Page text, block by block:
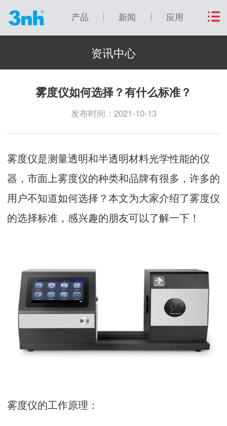
产品 新闻 应用
资讯中心
雾度仪如何选择？有什么标准？
发布时间：2021-10-13
雾度仪是测量透明和半透明材料光学性能的仪
器，市面上雾度仪的种类和品牌有很多，许多的
用户不知道如何选择？本文为大家介绍了雾度仪
的选择标准，感兴趣的朋友可以了解一下！
雾度仪的工作原理：